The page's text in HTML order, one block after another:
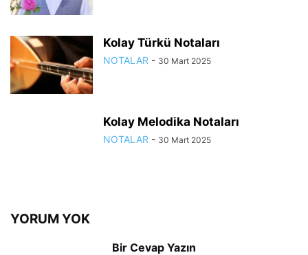
Kolay Türkü Notaları
NOTALAR - 30 Mart 2025
Kolay Melodika Notaları
NOTALAR - 30 Mart 2025
YORUM YOK
Bir Cevap Yazın